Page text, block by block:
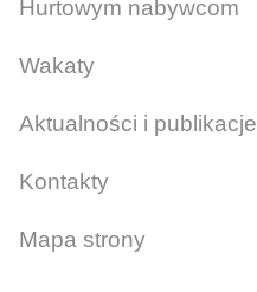
Hurtowym nabywcom
Wakaty
Aktualności i publikacje
Kontakty
Mapa strony